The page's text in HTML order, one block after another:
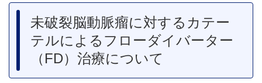
未破裂脳動脈瘤に対するカテー
テルによるフローダイバーター
（FD）治療について